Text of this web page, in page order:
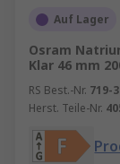
Auf Lager
Osram
Klar 46 mm
RS Best.-Nr. 719-
Herst. Teile-Nr.